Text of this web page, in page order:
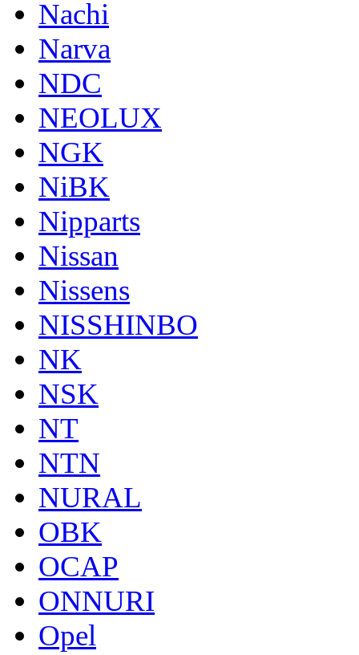
Nachi
Narva
NDC
NEOLUX
NGK
NiBK
Nipparts
Nissan
Nissens
NISSHINBO
NK
NSK
NT
NTN
NURAL
OBK
OCAP
ONNURI
Opel